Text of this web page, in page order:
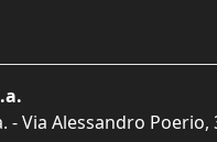
Via Alessandro Poerio,